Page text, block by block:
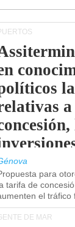
a
para
tarifa de
el tráfico
DE MAR